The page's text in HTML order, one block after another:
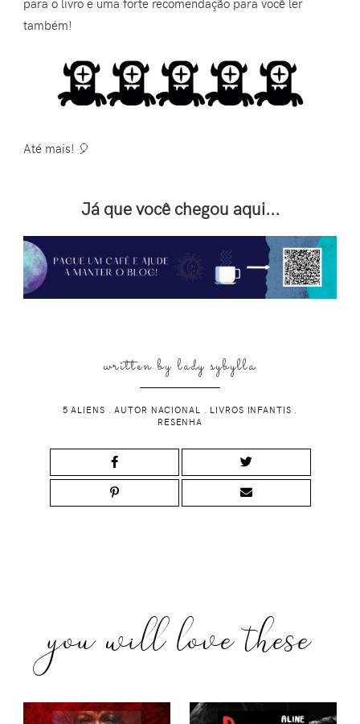
para o livro e uma forte recomendação para você ler
também!
Até mais! 🎈
Já que você chegou aqui...
written bylady sybylla
5 ALIENS .AUTOR NACIONAL LIVROS INFANTIS
RESENHA
you will love these